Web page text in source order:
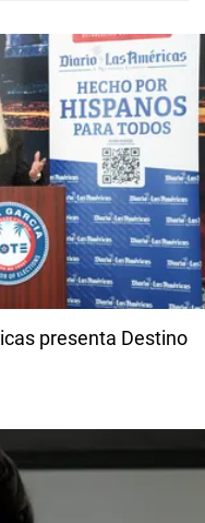
presenta Destino